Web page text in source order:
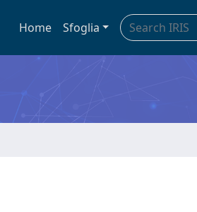
Home Sfoglia